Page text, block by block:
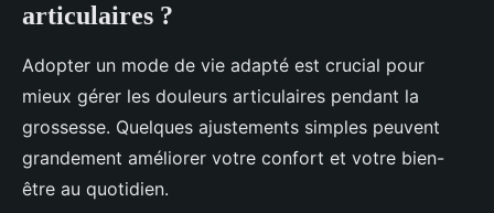
articulaires ?
Adopter un mode de vie adapté est crucial pour
mieux gérer les douleurs articulaires pendant la
grossesse. Quelques ajustements simples peuvent
grandement améliorer votre confort et votre bien-
être au quotidien.